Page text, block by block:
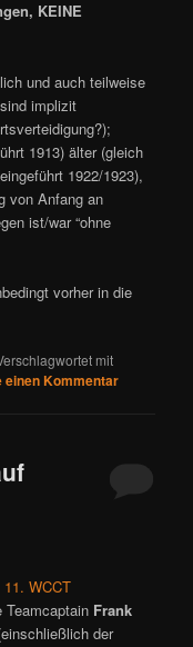
KEINE
und auch teilweise
implizit
1913) älter (gleich
1922/1923),
von Anfang an
ist/war “ohne
vorher in die
mit
einen Kommentar
WCCT
Teamcaptain Frank
der